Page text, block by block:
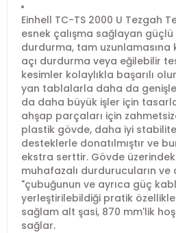
Einhell TC-TS 2000 U Tezgah
esnek çalışma sağlayan güçlü
durdurma, tam uzunlamasına
açı durdurma veya eğilebilir
kesimler kolaylıkla başarılı
yan tablalarla daha da
da daha büyük işler için
ahşap parçaları için
plastik gövde, daha iyi
desteklerle donatılmıştır ve
ekstra serttir. Gövde
muhafazalı durdurucuların ve
"çubuğunun ve ayrıca güç
yerleştirilebildiği pratik
sağlam alt şasi, 870 mm'lik
sağlar.